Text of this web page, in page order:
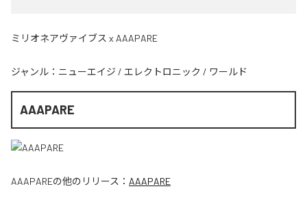
ミリオネアヴァイブス x AAAPARE
ジャンル： ニューエイジ / エレクトロニック / ワールド
AAAPARE
AAAPAREの他のリリース： AAAPARE